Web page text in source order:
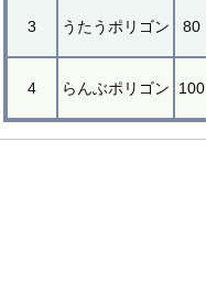
3 うたうポリゴン 80
4 らんぶポリゴン 100